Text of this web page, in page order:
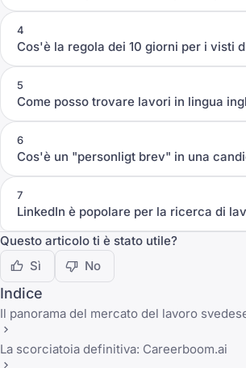
4
Cos'è la regola dei 10 giorni per i visti
5
Come posso trovare lavori in lingua
6
Cos'è un "personligt brev" in una
7
LinkedIn è popolare per la ricerca di
Questo articolo ti è stato utile?
Sì
No
Indice
Il panorama del mercato del lavoro
La scorciatoia definitiva: Careerboom.ai